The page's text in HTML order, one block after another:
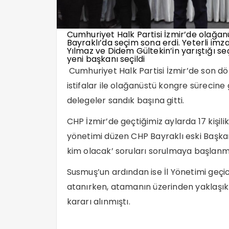
Cumhuriyet Halk Partisi İzmir’de
Bayraklı’da seçim sona erdi. Yeterli
Yılmaz ve Didem Gültekin’in yarıştığı
yeni başkanı seçildi
Cumhuriyet Halk Partisi İzmir’de son
istifalar ile olağanüstü kongre sürecine
delegeler sandık başına gitti.
CHP İzmir’de geçtiğimiz aylarda 17
yönetimi düzen CHP Bayraklı eski
kim olacak’ soruları sorulmaya
Susmuş’un ardından ise İl Yönetimi
atanırken, atamanın üzerinden
kararı alınmıştı.